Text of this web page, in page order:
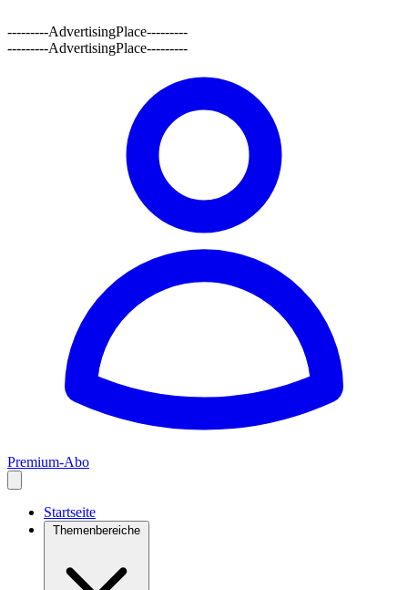
---------AdvertisingPlace---------
---------AdvertisingPlace---------
Premium-Abo
Startseite
Themenbereiche